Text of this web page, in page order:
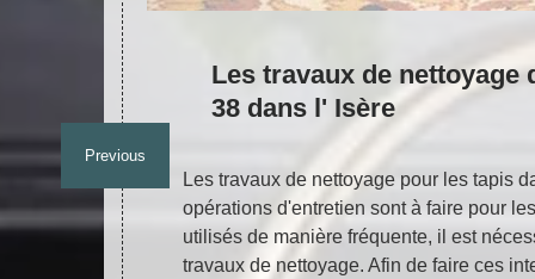
Previous
des
un
Les travaux de nettoyage
38 dans l' Isère
Les travaux de nettoyage pour les tapis
opérations d'entretien sont à faire pour
utilisés de manière fréquente, il est
travaux de nettoyage. Afin de faire ces